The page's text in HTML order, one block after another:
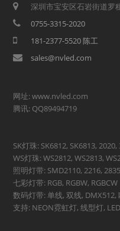
深圳市宝安区石岩街道罗
0755-3315-2020
181-2377-5520 陈工
sales@nvled.com
网址: www.nvled.com
腾讯: QQ89494719
SK灯珠: SK6812, SK6813,
WS灯珠: WS2812, WS2813,
照明灯带: SMD2110, 2216,
七彩灯带: RGB, RGBW, RGBCW
数码灯带: 单线, 双线, DMX512,
支持: NEON霓虹灯, 线型灯,